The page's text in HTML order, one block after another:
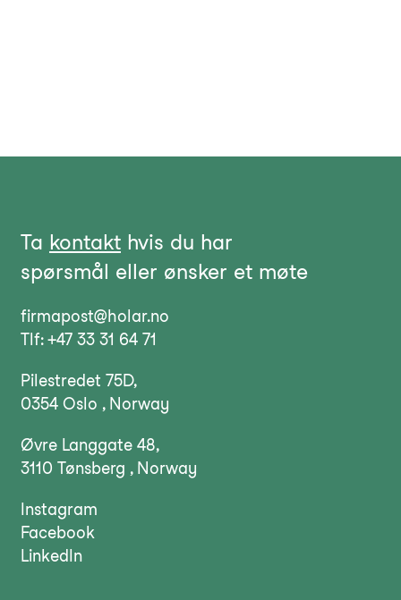
Ta kontakt hvis du har
spørsmål eller ønsker et møte
firmapost@holar.no
Tlf: +47 33 31 64 71
Pilestredet 75D,
0354 Oslo , Norway
Øvre Langgate 48,
3110 Tønsberg , Norway
Instagram
Facebook
LinkedIn